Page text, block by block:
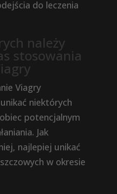
do leczenia
należy
stosowania
Viagry
niektórych
potencjalnym
Jak
najlepiej unikać
w okresie